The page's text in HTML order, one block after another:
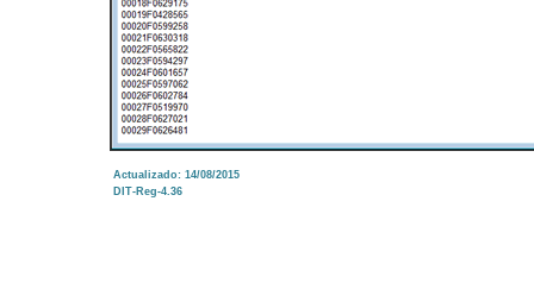
Actualizado: 14/08/2015
DIT-Reg-4.36